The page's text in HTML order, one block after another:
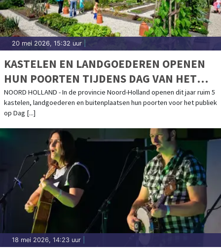
20 mei 2026, 15:32 uur
KASTELEN EN LANDGOEDEREN OPENEN
HUN POORTEN TIJDENS DAG VAN HET
KASTEEL IN NOORD-HOLLAND
NOORD HOLLAND - In de provincie Noord-Holland openen dit jaar ruim 5
kastelen, landgoederen en buitenplaatsen hun poorten voor het publiek
op Dag [...]
18 mei 2026, 14:23 uur